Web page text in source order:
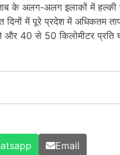
के अलग-अलग इलाकों में हल्की
में पूरे प्रदेश में अधिकतम
40 से 50 किलोमीटर प्रति
Email